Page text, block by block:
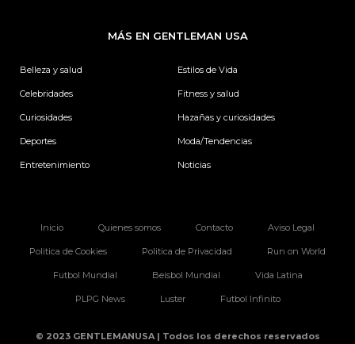
b
o
a
g
e
d
n
t
e
MÁS EN GENTLEMAN USA
Belleza y salud
Celebridades
Curiosidades
Deportes
Entretenimiento
Estilos de Vida
Fitness y salud
Hazañas y curiosidades
Moda/Tendencias
Noticias
Inicio Quienes somos Contacto Aviso Legal
Politica de Cookies Politica de Privacidad Run on World
Futbol Mundial Beisbol Mundial Vida Latina
PLPG News Luster Futbol Infinito
© 2023 GENTLEMANUSA | Todos los derechos reservados